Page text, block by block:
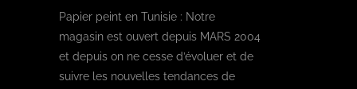
Papier peint en Tunisie : Notre
magasin est ouvert depuis MARS 2004
et depuis on ne cesse d’évoluer et de
suivre les nouvelles tendances de